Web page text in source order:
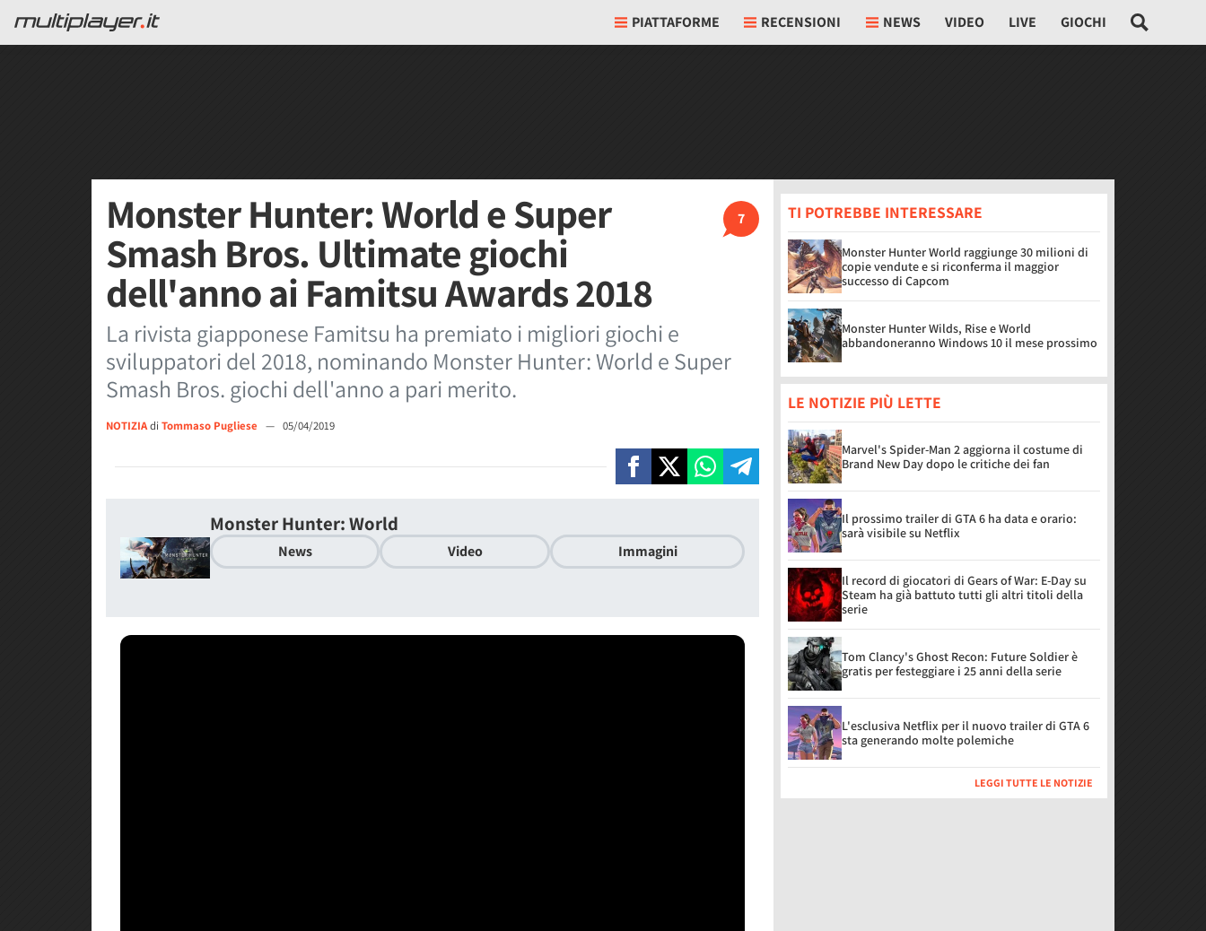
PIATTAFORME RECENSIONI NEWS VIDEO LIVE GIOCHI
7
Monster Hunter: World e Super
Smash Bros. Ultimate giochi
dell'anno ai Famitsu Awards 2018
La rivista giapponese Famitsu ha premiato i migliori giochi e
sviluppatori del 2018, nominando Monster Hunter: World e Super
Smash Bros. giochi dell'anno a pari merito.
NOTIZIAdi Tommaso Pugliese — 05/04/2019
Monster Hunter: World
News Video Immagini
TI POTREBBE INTERESSARE
Monster Hunter World raggiunge 30 milioni di
copie vendute e si riconferma il maggior
successo di Capcom
Monster Hunter Wilds, Rise e World
abbandoneranno Windows 10 il mese prossimo
LE NOTIZIE PIÙ LETTE
Marvel's Spider-Man 2 aggiorna il costume di
Brand New Day dopo le critiche dei fan
Il prossimo trailer di GTA 6 ha data e orario:
sarà visibile su Netflix
Il record di giocatori di Gears of War: E-Day su
Steam ha già battuto tutti gli altri titoli della
serie
Tom Clancy's Ghost Recon: Future Soldier è
gratis per festeggiare i 25 anni della serie
L'esclusiva Netflix per il nuovo trailer di GTA 6
sta generando molte polemiche
LEGGI TUTTE LE NOTIZIE